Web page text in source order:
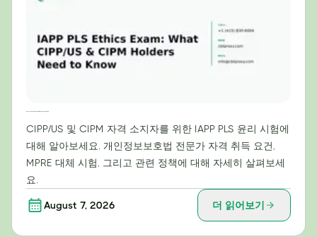
CIPP/US 및 CIPM 자격 소지자를 위한 IAPP PLS 윤리 시험에
대해 알아보세요. 개인정보보호법 전문가 자격 취득 요건,
MPRE 대체 시험, 그리고 관련 정책에 대해 자세히 살펴보세
요.
August 7, 2026 더 읽어보기